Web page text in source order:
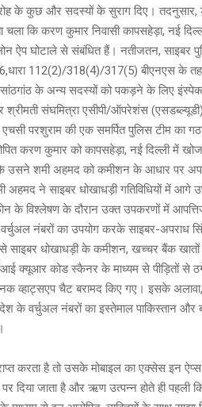
के कुछ और सदस्यों के सुराग दिए। तदनुसार,
कि करण कुमार निवासी कापसहेड़ा, नई
लोन ऐप घोटाले से संबंधित हैं। नतीजतन, साइबर
112(2)/318(4)/317(5) बीएनएस के तहत
सांठगांठ के अन्य सदस्यों को पकड़ने के लिए
संघमित्रा एसीपी/ऑपरेशंस
परशुराम की एक समर्पित पुलिस टीम का
करण कुमार को कापसहेड़ा, नई दिल्ली में
उसने शमी अहमद को कमीशन के आधार पर
ने साइबर धोखाधड़ी गतिविधियों में आगे
के विश्लेषण के दौरान उक्त उपकरणों में
वर्चुअल नंबरों का उपयोग करके साइबर-
साइबर धोखाधड़ी के कमीशन, खच्चर बैंक
क्यूआर कोड स्कैनर के माध्यम से पीड़ितों से
व्हाट्सएप चैट बरामद किए गए। इसके
के वर्चुअल नंबरों का इस्तेमाल पाकिस्तान और
करता है तो उसके मोबाइल का एक्सेस इन
दिया जाता है और ऋण उत्पन्न होते ही पहली